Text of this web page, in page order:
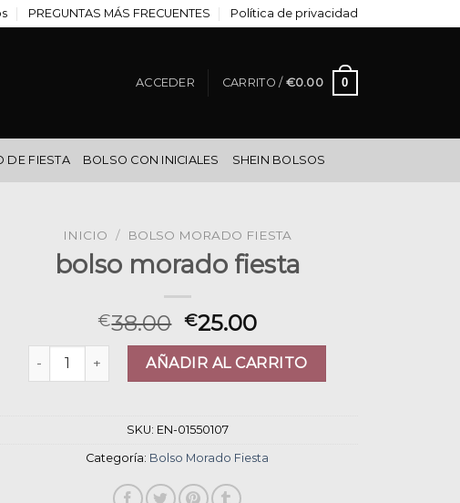
PREGUNTAS MÁS FRECUENTES Política de privacidad
ACCEDER CARRITO / €0.00 0
DE FIESTA BOLSO CON INICIALES SHEIN BOLSOS
INICIO / BOLSO MORADO FIESTA
bolso morado fiesta
€38.00 €25.00
bolso morado fiesta cantidadAÑADIR AL CARRITO
SKU: EN-01550107
Categoría: Bolso Morado Fiesta